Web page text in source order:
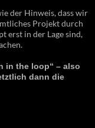
der Hinweis, dass wir
Projekt durch
erst in der Lage sind,
in the loop“ – also
dann die